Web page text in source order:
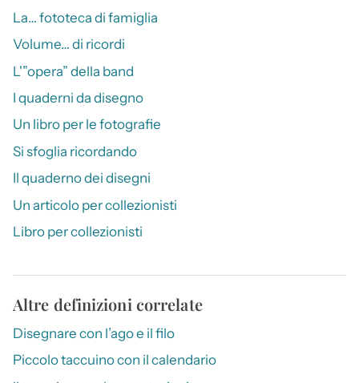
La… fototeca di famiglia
Volume… di ricordi
L'”opera” della band
I quaderni da disegno
Un libro per le fotografie
Si sfoglia ricordando
Il quaderno dei disegni
Un articolo per collezionisti
Libro per collezionisti
Altre definizioni correlate
Disegnare con l’ago e il filo
Piccolo taccuino con il calendario